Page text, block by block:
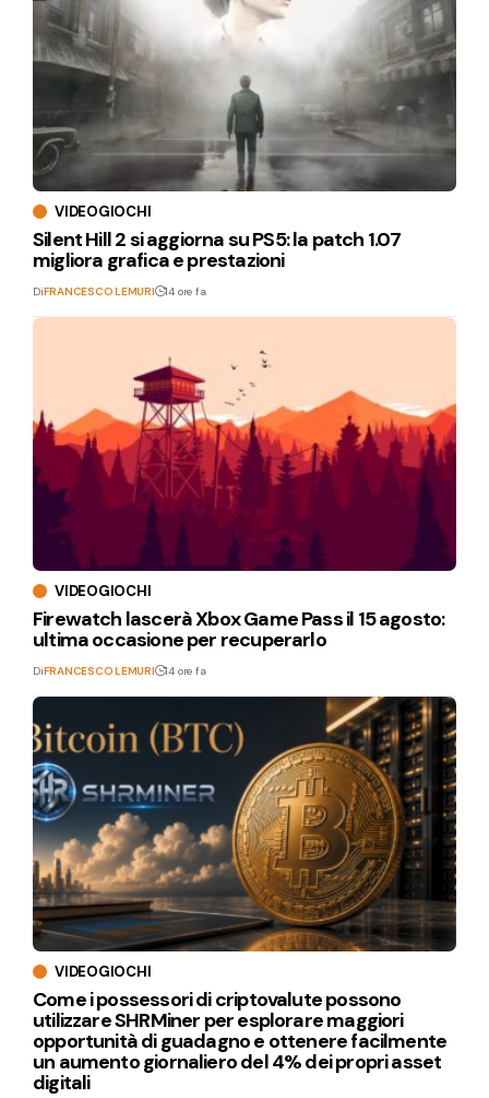
VIDEOGIOCHI
Silent Hill 2 si aggiorna su PS5: la patch 1.07
migliora grafica e prestazioni
DiFRANCESCO LEMURI 14 ore fa
VIDEOGIOCHI
Firewatch lascerà Xbox Game Pass il 15 agosto:
ultima occasione per recuperarlo
DiFRANCESCO LEMURI 14 ore fa
VIDEOGIOCHI
Come i possessori di criptovalute possono
utilizzare SHRMiner per esplorare maggiori
opportunità di guadagno e ottenere facilmente
un aumento giornaliero del 4% dei propri asset
digitali